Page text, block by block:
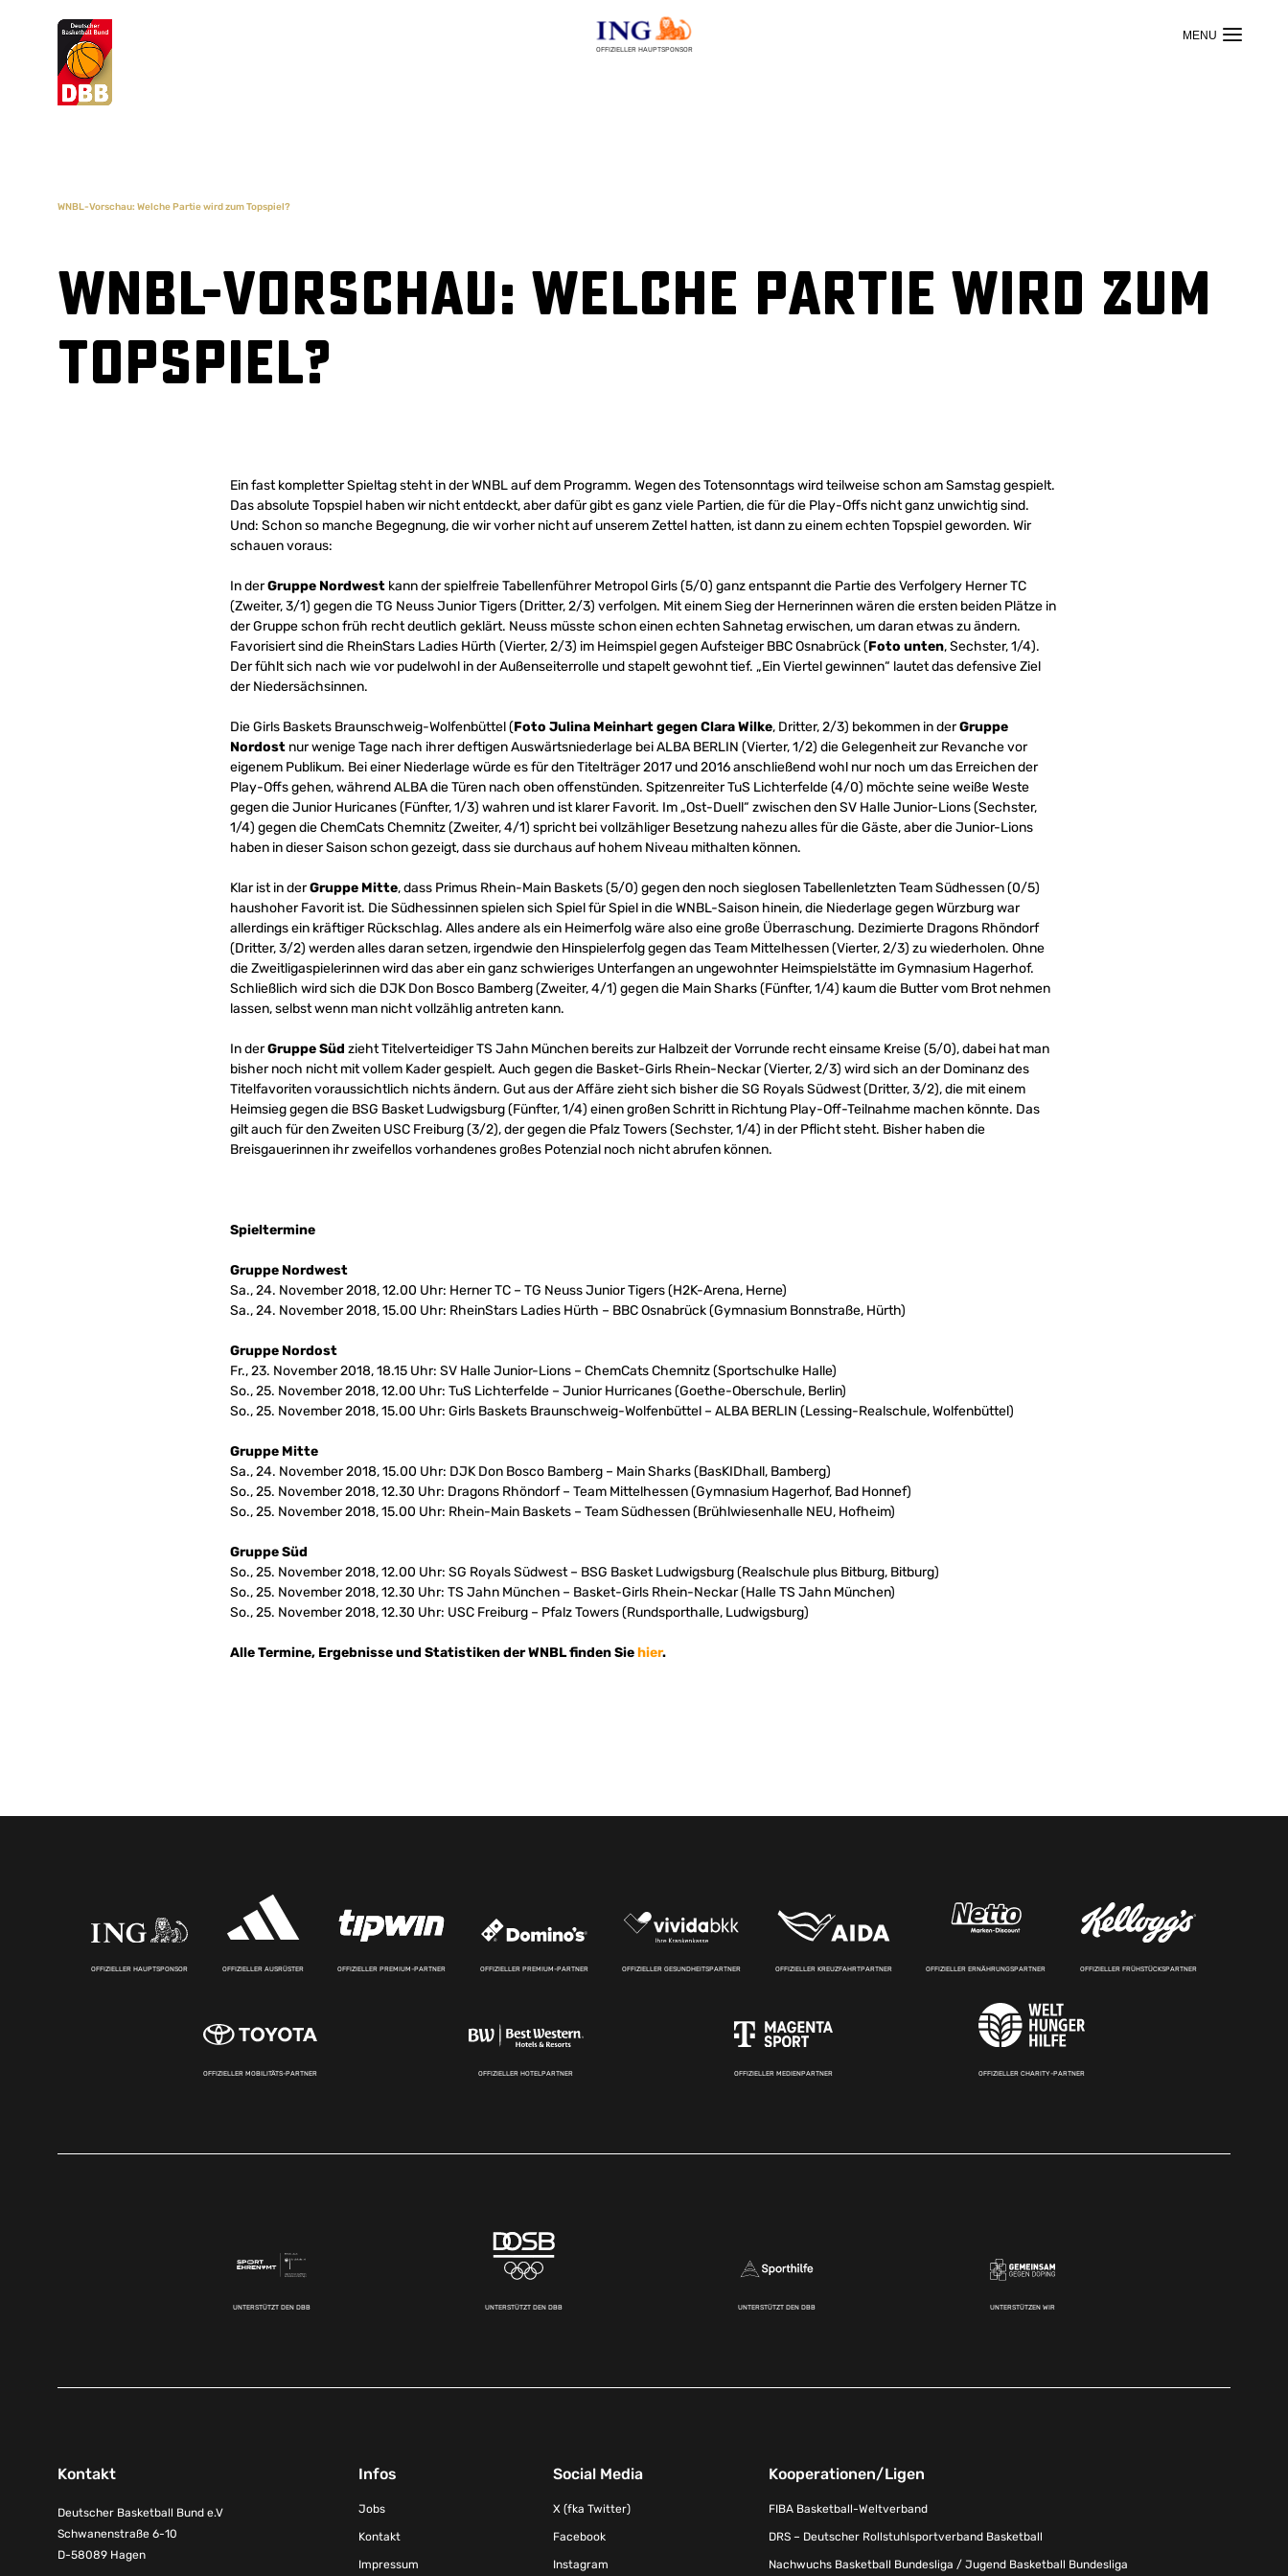
OFFIZIELLER HAUPTSPONSOR
Suchvorschläge
WNBL-Vorschau: Welche Partie wird zum Topspiel?
WNBL-Vorschau: Welche Partie wird zum
Topspiel?
Ein fast kompletter Spieltag steht in der WNBL auf dem Programm. Wegen des Totensonntags wird teilweise schon am Samstag gespielt.
Das absolute Topspiel haben wir nicht entdeckt, aber dafür gibt es ganz viele Partien, die für die Play-Offs nicht ganz unwichtig sind.
Und: Schon so manche Begegnung, die wir vorher nicht auf unserem Zettel hatten, ist dann zu einem echten Topspiel geworden. Wir
schauen voraus:
In derGruppe Nordwest kann der spielfreie Tabellenführer Metropol Girls (5/0) ganz entspannt die Partie des Verfolgery Herner TC
(Zweiter, 3/1) gegen die TG Neuss Junior Tigers (Dritter, 2/3) verfolgen. Mit einem Sieg der Hernerinnen wären die ersten beiden Plätze in
der Gruppe schon früh recht deutlich geklärt. Neuss müsste schon einen echten Sahnetag erwischen, um daran etwas zu ändern.
Favorisiert sind die RheinStars Ladies Hürth (Vierter, 2/3) im Heimspiel gegen Aufsteiger BBC Osnabrück (Foto unten, Sechster, 1/4).
Der fühlt sich nach wie vor pudelwohl in der Außenseiterrolle und stapelt gewohnt tief. „Ein Viertel gewinnen“ lautet das defensive Ziel
der Niedersächsinnen.
Die Girls Baskets Braunschweig-Wolfenbüttel (Foto Julina Meinhart gegen Clara Wilke, Dritter, 2/3) bekommen in derGruppe
Nordost nur wenige Tage nach ihrer deftigen Auswärtsniederlage bei ALBA BERLIN (Vierter, 1/2) die Gelegenheit zur Revanche vor
eigenem Publikum. Bei einer Niederlage würde es für den Titelträger 2017 und 2016 anschließend wohl nur noch um das Erreichen der
Play-Offs gehen, während ALBA die Türen nach oben offenstünden. Spitzenreiter TuS Lichterfelde (4/0) möchte seine weiße Weste
gegen die Junior Huricanes (Fünfter, 1/3) wahren und ist klarer Favorit. Im „Ost-Duell“ zwischen den SV Halle Junior-Lions (Sechster,
1/4) gegen die ChemCats Chemnitz (Zweiter, 4/1) spricht bei vollzähliger Besetzung nahezu alles für die Gäste, aber die Junior-Lions
haben in dieser Saison schon gezeigt, dass sie durchaus auf hohem Niveau mithalten können.
Klar ist in derGruppe Mitte, dass Primus Rhein-Main Baskets (5/0) gegen den noch sieglosen Tabellenletzten Team Südhessen (0/5)
haushoher Favorit ist. Die Südhessinnen spielen sich Spiel für Spiel in die WNBL-Saison hinein, die Niederlage gegen Würzburg war
allerdings ein kräftiger Rückschlag. Alles andere als ein Heimerfolg wäre also eine große Überraschung. Dezimierte Dragons Rhöndorf
(Dritter, 3/2) werden alles daran setzen, irgendwie den Hinspielerfolg gegen das Team Mittelhessen (Vierter, 2/3) zu wiederholen. Ohne
die Zweitligaspielerinnen wird das aber ein ganz schwieriges Unterfangen an ungewohnter Heimspielstätte im Gymnasium Hagerhof.
Schließlich wird sich die DJK Don Bosco Bamberg (Zweiter, 4/1) gegen die Main Sharks (Fünfter, 1/4) kaum die Butter vom Brot nehmen
lassen, selbst wenn man nicht vollzählig antreten kann.
In derGruppe Süd zieht Titelverteidiger TS Jahn München bereits zur Halbzeit der Vorrunde recht einsame Kreise (5/0), dabei hat man
bisher noch nicht mit vollem Kader gespielt. Auch gegen die Basket-Girls Rhein-Neckar (Vierter, 2/3) wird sich an der Dominanz des
Titelfavoriten voraussichtlich nichts ändern. Gut aus der Affäre zieht sich bisher die SG Royals Südwest (Dritter, 3/2), die mit einem
Heimsieg gegen die BSG Basket Ludwigsburg (Fünfter, 1/4) einen großen Schritt in Richtung Play-Off-Teilnahme machen könnte. Das
gilt auch für den Zweiten USC Freiburg (3/2), der gegen die Pfalz Towers (Sechster, 1/4) in der Pflicht steht. Bisher haben die
Breisgauerinnen ihr zweifellos vorhandenes großes Potenzial noch nicht abrufen können.
Spieltermine
Gruppe Nordwest
Sa., 24. November 2018, 12.00 Uhr: Herner TC – TG Neuss Junior Tigers (H2K-Arena, Herne)
Sa., 24. November 2018, 15.00 Uhr: RheinStars Ladies Hürth – BBC Osnabrück (Gymnasium Bonnstraße, Hürth)
Gruppe Nordost
Fr., 23. November 2018, 18.15 Uhr: SV Halle Junior-Lions – ChemCats Chemnitz (Sportschulke Halle)
So., 25. November 2018, 12.00 Uhr: TuS Lichterfelde – Junior Hurricanes (Goethe-Oberschule, Berlin)
So., 25. November 2018, 15.00 Uhr: Girls Baskets Braunschweig-Wolfenbüttel – ALBA BERLIN (Lessing-Realschule, Wolfenbüttel)
Gruppe Mitte
Sa., 24. November 2018, 15.00 Uhr: DJK Don Bosco Bamberg – Main Sharks (BasKIDhall, Bamberg)
So., 25. November 2018, 12.30 Uhr: Dragons Rhöndorf – Team Mittelhessen (Gymnasium Hagerhof, Bad Honnef)
So., 25. November 2018, 15.00 Uhr: Rhein-Main Baskets – Team Südhessen (Brühlwiesenhalle NEU, Hofheim)
Gruppe Süd
So., 25. November 2018, 12.00 Uhr: SG Royals Südwest – BSG Basket Ludwigsburg (Realschule plus Bitburg, Bitburg)
So., 25. November 2018, 12.30 Uhr: TS Jahn München – Basket-Girls Rhein-Neckar (Halle TS Jahn München)
So., 25. November 2018, 12.30 Uhr: USC Freiburg – Pfalz Towers (Rundsporthalle, Ludwigsburg)
Alle Termine, Ergebnisse und Statistiken der WNBL finden Siehier.
OFFIZIELLER HAUPTSPONSOR OFFIZIELLER AUSRÜSTER OFFIZIELLER PREMIUM-PARTNER OFFIZIELLER PREMIUM-PARTNER OFFIZIELLER GESUNDHEITSPARTNER OFFIZIELLER KREUZFAHRTPARTNER OFFIZIELLER ERNÄHRUNGSPARTNER OFFIZIELLER FRÜHSTÜCKSPARTNER
OFFIZIELLER MOBILITÄTS-PARTNER OFFIZIELLER HOTELPARTNER OFFIZIELLER MEDIENPARTNER OFFIZIELLER CHARITY-PARTNER
UNTERSTÜTZT DEN DBB UNTERSTÜTZT DEN DBB UNTERSTÜTZT DEN DBB UNTERSTÜTZEN WIR
Kontakt
Deutscher Basketball Bund e.V
Schwanenstraße 6-10
D-58089 Hagen
Infos
Jobs
Kontakt
Impressum
Social Media
X (fka Twitter)
Facebook
Instagram
Kooperationen/Ligen
FIBA Basketball-Weltverband
DRS – Deutscher Rollstuhlsportverband Basketball
Nachwuchs Basketball Bundesliga / Jugend Basketball Bundesliga